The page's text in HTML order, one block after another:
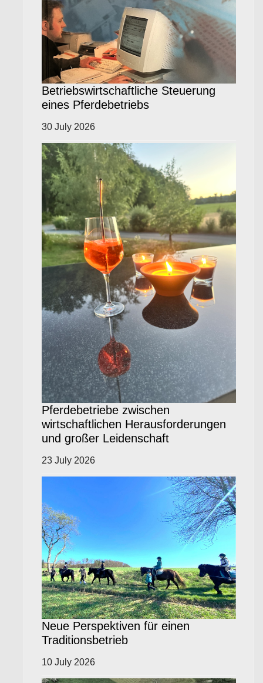
Betriebswirtschaftliche Steuerung
eines Pferdebetriebs
30 July 2026
Pferdebetriebe zwischen
wirtschaftlichen Herausforderungen
und großer Leidenschaft
23 July 2026
Neue Perspektiven für einen
Traditionsbetrieb
10 July 2026